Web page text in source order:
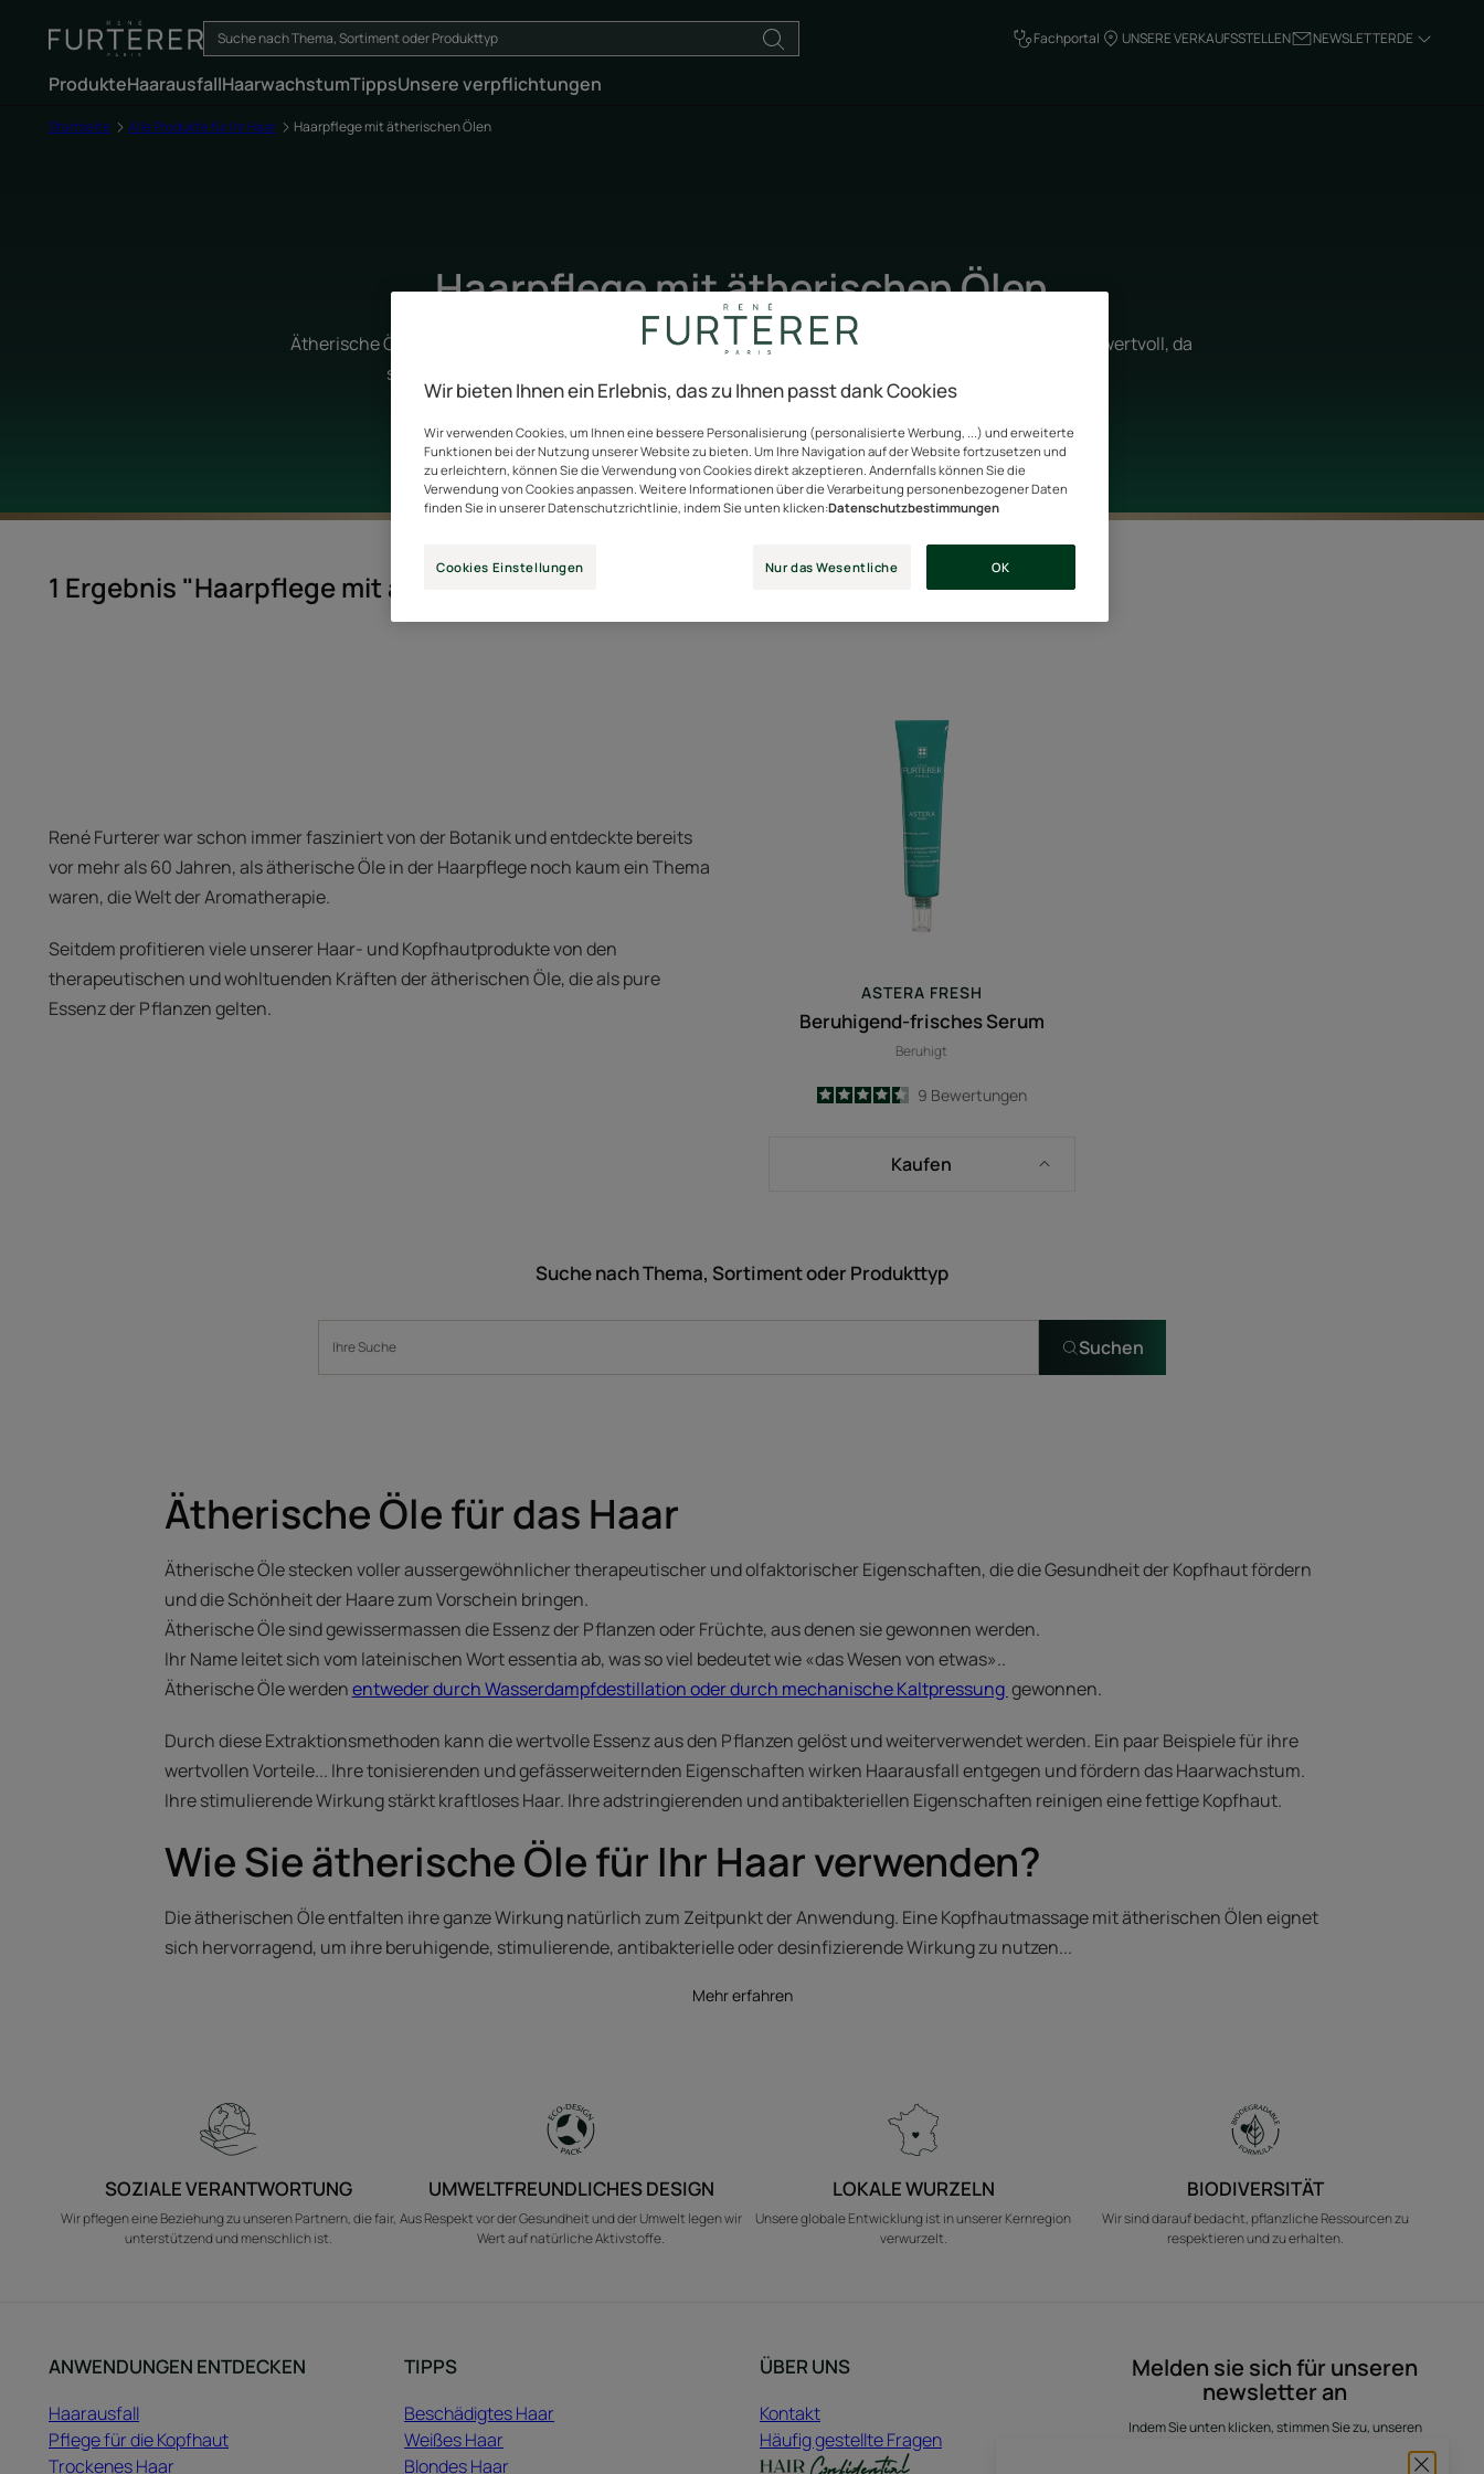
Fachportal UNSERE VERKAUFSSTELLEN NEWSLETTERDE
ProdukteHaarausfallHaarwachstumTippsUnsere verpflichtungen
Startseite Alle Produkte für Ihr Haar Haarpflege mit ätherischen Ölen
Haarpflege mit ätherischen Ölen
Ätherische Öle sind das Herzstück unserer Haarpflege. Diese natürlichen Inhaltsstoffe sind äusserst wertvoll, da
sie zum einen sehr wirksam sind und zum anderen ein sinnliches Genusserlebnis bieten.
1 Ergebnis "Haarpflege mit ätherischen Ölen"
René Furterer war schon immer fasziniert von der Botanik und entdeckte bereits
vor mehr als 60 Jahren, als ätherische Öle in der Haarpflege noch kaum ein Thema
waren, die Welt der Aromatherapie.
Seitdem profitieren viele unserer Haar- und Kopfhautprodukte von den
therapeutischen und wohltuenden Kräften der ätherischen Öle, die als pure
Essenz der Pflanzen gelten.
Serum
ASTERA FRESH
Beruhigend-frisches Serum
Beruhigt
4.4
/5
9 Bewertungen
Kaufen
Suche nach Thema, Sortiment oder Produkttyp
Suchen
Ätherische Öle für das Haar
Ätherische Öle stecken voller aussergewöhnlicher therapeutischer und olfaktorischer Eigenschaften, die die Gesundheit der Kopfhaut fördern
und die Schönheit der Haare zum Vorschein bringen.
Ätherische Öle sind gewissermassen die Essenz der Pflanzen oder Früchte, aus denen sie gewonnen werden.
Ihr Name leitet sich vom lateinischen Wort essentia ab, was so viel bedeutet wie «das Wesen von etwas»..
Ätherische Öle werdenentweder durch Wasserdampfdestillation oder durch mechanische Kaltpressung gewonnen.
Durch diese Extraktionsmethoden kann die wertvolle Essenz aus den Pflanzen gelöst und weiterverwendet werden. Ein paar Beispiele für ihre
wertvollen Vorteile... Ihre tonisierenden und gefässerweiternden Eigenschaften wirken Haarausfall entgegen und fördern das Haarwachstum.
Ihre stimulierende Wirkung stärkt kraftloses Haar. Ihre adstringierenden und antibakteriellen Eigenschaften reinigen eine fettige Kopfhaut.
Wie Sie ätherische Öle für Ihr Haar verwenden?
Die ätherischen Öle entfalten ihre ganze Wirkung natürlich zum Zeitpunkt der Anwendung. Eine Kopfhautmassage mit ätherischen Ölen eignet
sich hervorragend, um ihre beruhigende, stimulierende, antibakterielle oder desinfizierende Wirkung zu nutzen...
Mehr erfahren
SOZIALE VERANTWORTUNG
Wir pflegen eine Beziehung zu unseren Partnern, die fair,
unterstützend und menschlich ist.
UMWELTFREUNDLICHES DESIGN
Aus Respekt vor der Gesundheit und der Umwelt legen wir
Wert auf natürliche Aktivstoffe.
LOKALE WURZELN
Unsere globale Entwicklung ist in unserer Kernregion
verwurzelt.
BIODIVERSITÄT
Wir sind darauf bedacht, pflanzliche Ressourcen zu
respektieren und zu erhalten.
Melden sie sich für unseren
newsletter an
Indem Sie unten klicken, stimmen Sie zu, unseren
Newsletter zu erhalten. Sie können sich jederzeit
ANWENDUNGEN ENTDECKEN
Haarausfall
Pflege für die Kopfhaut
Trockenes Haar
TIPPS
Beschädigtes Haar
Weißes Haar
Blondes Haar
ÜBER UNS
Kontakt
Häufig gestellte Fragen
Wir bieten Ihnen ein Erlebnis, das zu Ihnen passt dank Cookies
Wir verwenden Cookies, um Ihnen eine bessere Personalisierung (personalisierte Werbung, ...) und erweiterte
Funktionen bei der Nutzung unserer Website zu bieten. Um Ihre Navigation auf der Website fortzusetzen und
zu erleichtern, können Sie die Verwendung von Cookies direkt akzeptieren. Andernfalls können Sie die
Verwendung von Cookies anpassen. Weitere Informationen über die Verarbeitung personenbezogener Daten
finden Sie in unserer Datenschutzrichtlinie, indem Sie unten klicken:Datenschutzbestimmungen
Cookies Einstellungen Nur das Wesentliche OK